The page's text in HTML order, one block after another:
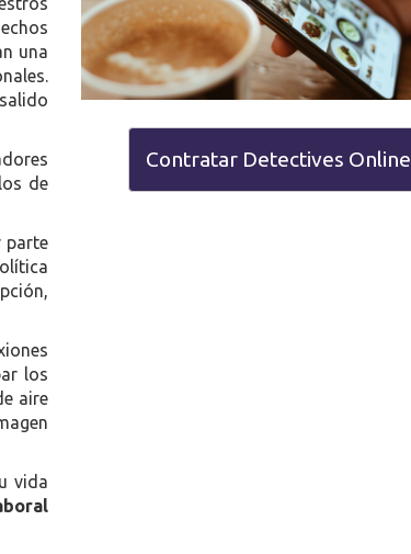
una
de
parte
los
aire
vida
Contratar Detectives Online